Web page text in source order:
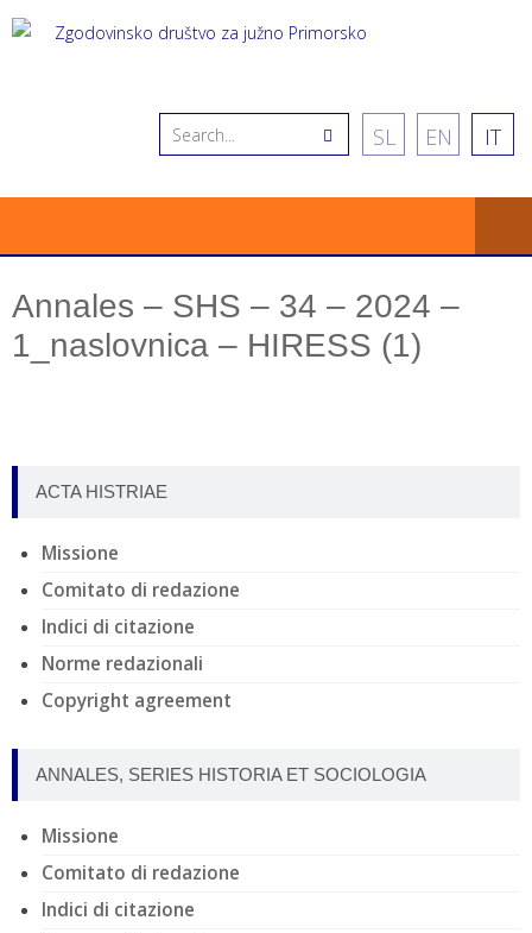
SL EN IT
Annales – SHS – 34 – 2024 –
1_naslovnica – HIRESS (1)
ACTA HISTRIAE
Missione
Comitato di redazione
Indici di citazione
Norme redazionali
Copyright agreement
ANNALES, SERIES HISTORIA ET SOCIOLOGIA
Missione
Comitato di redazione
Indici di citazione